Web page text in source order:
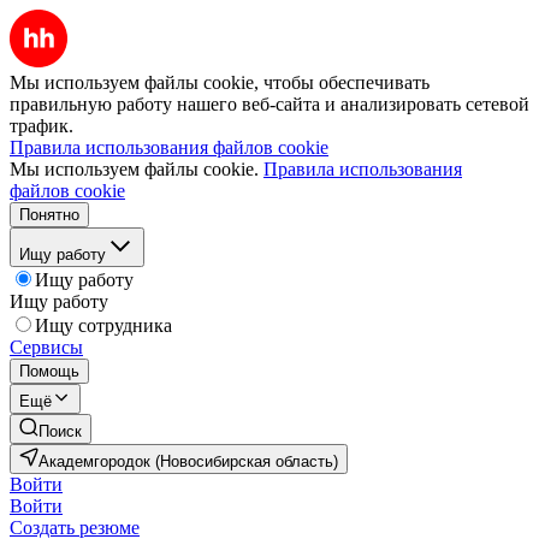
Мы используем файлы cookie, чтобы обеспечивать
правильную работу нашего веб-сайта и анализировать сетевой
трафик.
Правила использования файлов cookie
Мы используем файлы cookie. Правила использования
файлов cookie
Понятно
Ищу работу
Ищу работу
Ищу работу
Ищу сотрудника
Сервисы
Помощь
Ещё
Поиск
Академгородок (Новосибирская область)
Войти
Войти
Создать резюме